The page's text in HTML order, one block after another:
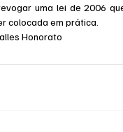
uma lei de 2006
colocada em prática.
Honorato